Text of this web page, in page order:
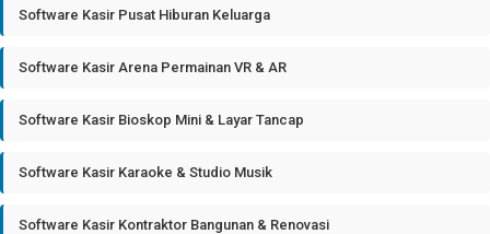
Software Kasir Pusat Hiburan Keluarga
Software Kasir Arena Permainan VR & AR
Software Kasir Bioskop Mini & Layar Tancap
Software Kasir Karaoke & Studio Musik
Software Kasir Kontraktor Bangunan & Renovasi